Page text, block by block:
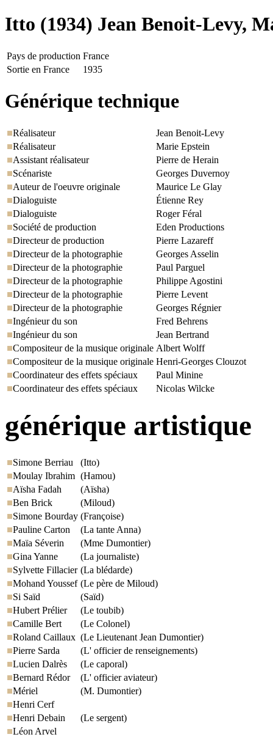
Itto (1934) Jean Benoit-Levy,
Pays de production France
Sortie en France
1935
Générique technique
Réalisateur
Jean Benoit-Levy
Réalisateur
Marie Epstein
Assistant réalisateur
Pierre de Herain
Scénariste
Georges Duvernoy
Auteur de l'oeuvre originale
Maurice Le Glay
Dialoguiste
Étienne Rey
Dialoguiste
Roger Féral
Société de production
Eden Productions
Directeur de production
Pierre Lazareff
Directeur de la photographie
Georges Asselin
Directeur de la photographie
Paul Parguel
Directeur de la photographie
Philippe Agostini
Directeur de la photographie
Pierre Levent
Directeur de la photographie
Georges Régnier
Ingénieur du son
Fred Behrens
Ingénieur du son
Jean Bertrand
Compositeur de la musique originale Albert Wolff
Compositeur de la musique originale Henri-Georges Clouzot
Coordinateur des effets spéciaux
Paul Minine
Coordinateur des effets spéciaux
Nicolas Wilcke
générique artistique
Simone Berriau
(Itto)
Moulay Ibrahim (Hamou)
Aïsha Fadah
(Aïsha)
Ben Brick
(Miloud)
Simone Bourday (Françoise)
Pauline Carton
(La tante Anna)
Maïa Séverin
(Mme Dumontier)
Gina Yanne
(La journaliste)
Sylvette Fillacier (La blédarde)
Mohand Youssef (Le père de Miloud)
Si Saïd
(Saïd)
Hubert Prélier
(Le toubib)
Camille Bert
(Le Colonel)
Roland Caillaux (Le Lieutenant Jean Dumontier)
Pierre Sarda
(L' officier de renseignements)
Lucien Dalrès
(Le caporal)
Bernard Rédor
(L' officier aviateur)
Mériel
(M. Dumontier)
Henri Cerf
Henri Debain
(Le sergent)
Léon Arvel